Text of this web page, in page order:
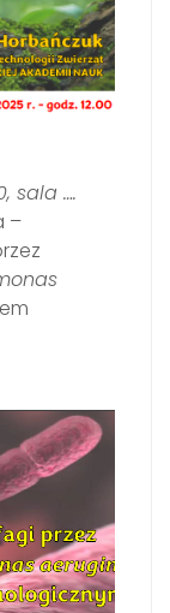
sala ….
–